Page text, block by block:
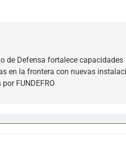
de Defensa fortalece capacidades
en la frontera con nuevas
FUNDEFRO